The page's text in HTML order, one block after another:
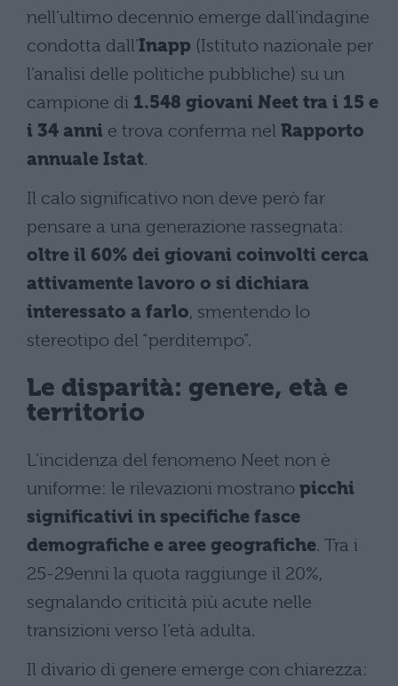
nell’ultimo decennio emerge dall’indagine
condotta dall’Inapp (Istituto nazionale per
l’analisi delle politiche pubbliche) su un
campione di 1.548 giovani Neet tra i 15 e
i 34 anni e trova conferma nel Rapporto
annuale Istat.
Il calo significativo non deve però far
pensare a una generazione rassegnata:
oltre il 60% dei giovani coinvolti cerca
attivamente lavoro o si dichiara
interessato a farlo, smentendo lo
stereotipo del “perditempo”.
Le disparità: genere, età e
territorio
L’incidenza del fenomeno Neet non è
uniforme: le rilevazioni mostrano picchi
significativi in specifiche fasce
demografiche e aree geografiche. Tra i
25-29enni la quota raggiunge il 20%,
segnalando criticità più acute nelle
transizioni verso l’età adulta.
Il divario di genere emerge con chiarezza: